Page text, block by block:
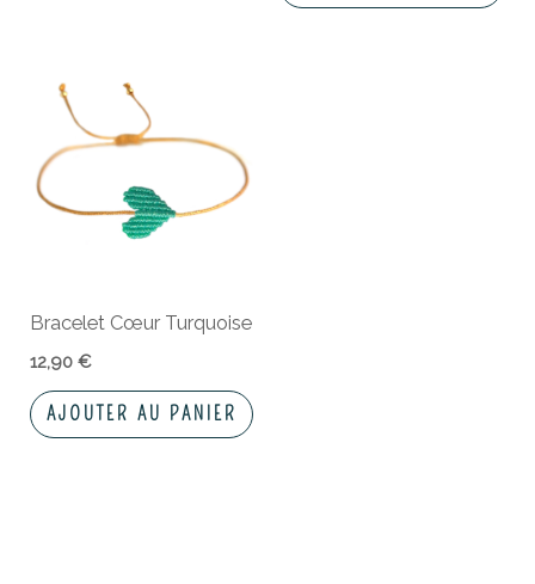
Bracelet Cœur Turquoise
12,90€
AJOUTER AU PANIER